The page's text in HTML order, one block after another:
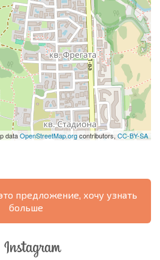
dataOpenStreetMap.orgcontributors, CC-BY-SA
предложение, хочу узнать
больше